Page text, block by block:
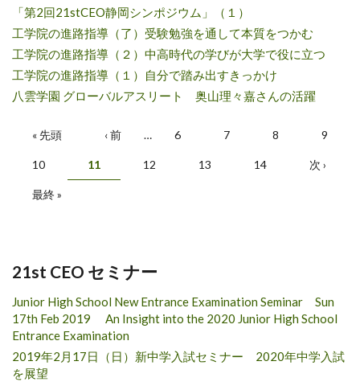
「第2回21stCEO静岡シンポジウム」（１）
工学院の進路指導（了）受験勉強を通して本質をつかむ
工学院の進路指導（２）中高時代の学びが大学で役に立つ
工学院の進路指導（１）自分で踏み出すきっかけ
八雲学園 グローバルアスリート 奥山理々嘉さんの活躍
Pages
« 先頭 ‹ 前 … 6 7 8 9
10 11 12 13 14 次 ›
最終 »
21st CEO セミナー
Junior High School New Entrance Examination Seminar Sun
17th Feb 2019 An Insight into the 2020 Junior High School
Entrance Examination
2019年2月17日（日）新中学入試セミナー 2020年中学入試
を展望